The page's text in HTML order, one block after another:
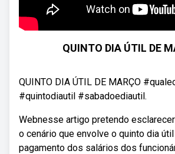
QUINTO DIA ÚTIL DE
QUINTO DIA ÚTIL DE MARÇO
#quintodiautil #sabadoediautil.
Webnesse artigo pretendo
o cenário que envolve o quinto dia
pagamento dos salários dos